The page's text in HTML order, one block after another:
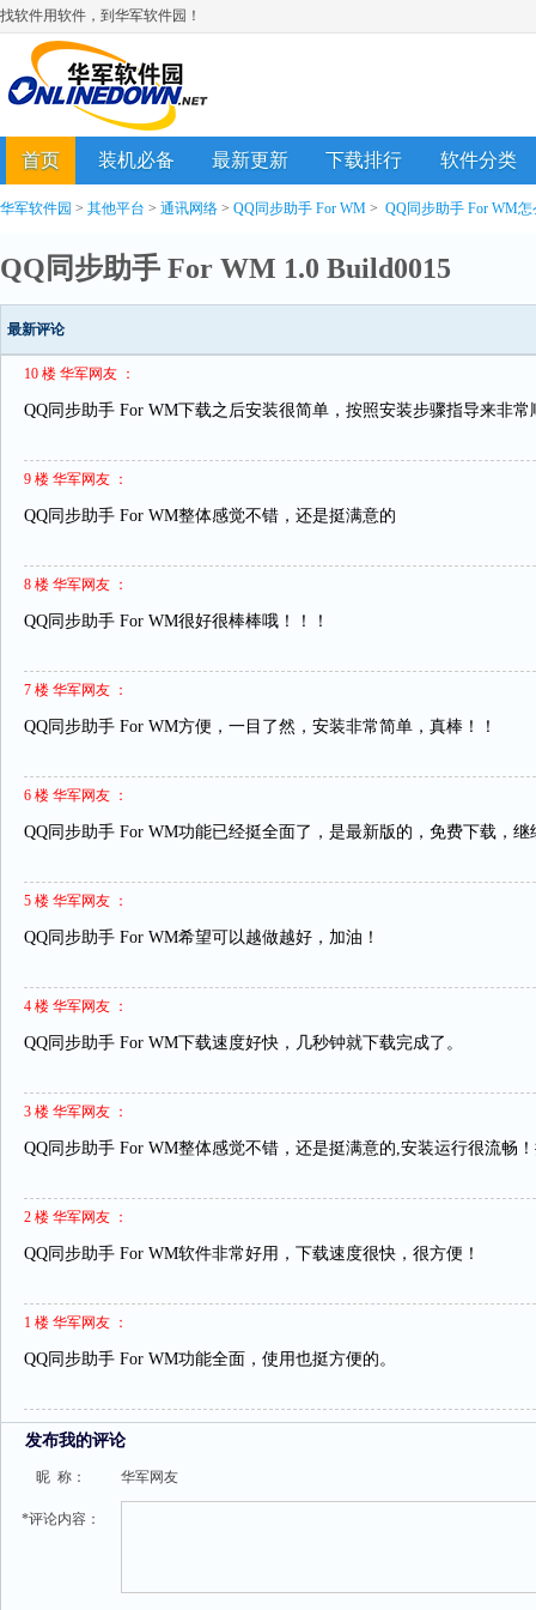
找软件用软件，到华军软件园！
首页 装机必备 最新更新 下载排行 软件分类
华军软件园 > 其他平台 > 通讯网络 > QQ同步助手 For WM > QQ同步助手 For WM怎
QQ同步助手 For WM 1.0 Build0015
最新评论
10 楼 华军网友 ：
QQ同步助手 For WM下载之后安装很简单，按照安装步骤指导来非
9 楼 华军网友 ：
QQ同步助手 For WM整体感觉不错，还是挺满意的
8 楼 华军网友 ：
QQ同步助手 For WM很好很棒棒哦！！！
7 楼 华军网友 ：
QQ同步助手 For WM方便，一目了然，安装非常简单，真棒！！
6 楼 华军网友 ：
QQ同步助手 For WM功能已经挺全面了，是最新版的，免费下载，继
5 楼 华军网友 ：
QQ同步助手 For WM希望可以越做越好，加油！
4 楼 华军网友 ：
QQ同步助手 For WM下载速度好快，几秒钟就下载完成了。
3 楼 华军网友 ：
QQ同步助手 For WM整体感觉不错，还是挺满意的,安装运行很流畅
2 楼 华军网友 ：
QQ同步助手 For WM软件非常好用，下载速度很快，很方便！
1 楼 华军网友 ：
QQ同步助手 For WM功能全面，使用也挺方便的。
发布我的评论
昵 称： 华军网友
*评论内容：